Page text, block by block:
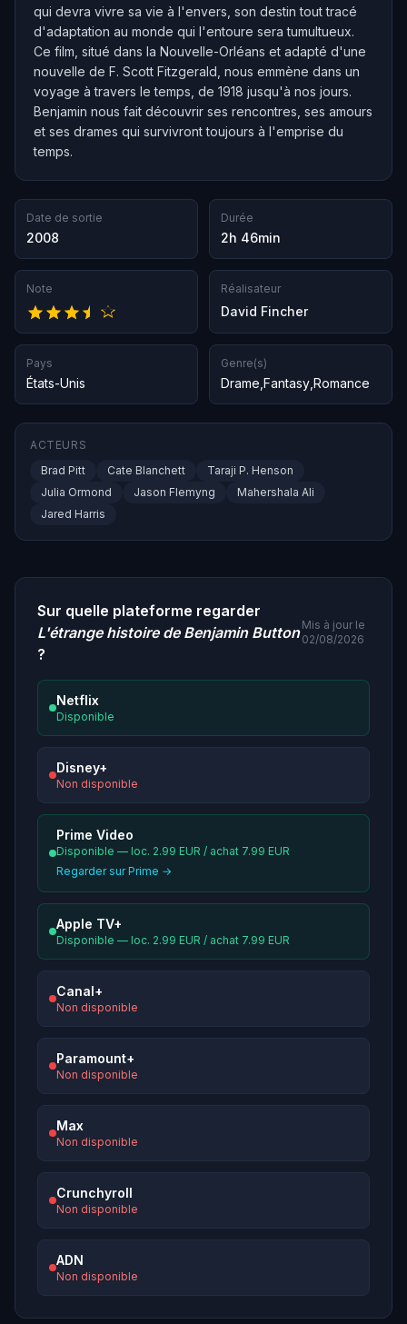
qui devra vivre sa vie à l'envers, son destin tout tracé
d'adaptation au monde qui l'entoure sera tumultueux.
Ce film, situé dans la Nouvelle-Orléans et adapté d'une
nouvelle de F. Scott Fitzgerald, nous emmène dans un
voyage à travers le temps, de 1918 jusqu'à nos jours.
Benjamin nous fait découvrir ses rencontres, ses amours
et ses drames qui survivront toujours à l'emprise du
temps.
Date de sortie
2008
Durée
2h 46min
Note Réalisateur
David Fincher
Pays
États-Unis
Genre(s)
Drame Fantasy Romance
ACTEURS
Brad Pitt
Cate Blanchett
Taraji P. Henson
Julia Ormond
Jason Flemyng
Mahershala Ali
Jared Harris
Sur quelle plateforme regarder
L'étrange histoire de Benjamin Button
?
Mis à jour le
02/08/2026
Netflix
Disponible
Disney+
Non disponible
Prime Video
Disponible — loc. 2.99 EUR / achat 7.99 EUR
Regarder sur Prime →
Apple TV+
Disponible — loc. 2.99 EUR / achat 7.99 EUR
Canal+
Non disponible
Paramount+
Non disponible
Max
Non disponible
Crunchyroll
Non disponible
ADN
Non disponible